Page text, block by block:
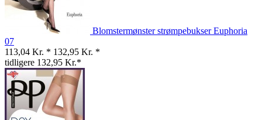
Blomstermønster strømpebukser Euphoria
07
113,04 Kr. * 132,95 Kr. *
tidligere 132,95 Kr.*